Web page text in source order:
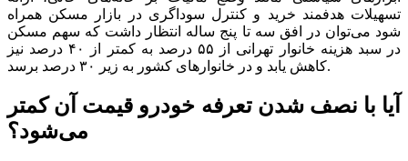
تسهیلات هدفمند خرید و کنترل سوداگری در بازار مسکن همراه
شود می‌توان در افق سه تا پنج ساله انتظار داشت که سهم مسکن
در سبد هزینه خانوار تهرانی از ۵۵ درصد به کمتر از ۴۰ درصد نیز
کاهش یابد و در خانوارهای کشور به زیر ۳۰ درصد برسد.
آیا با نصف شدن تعرفه خودرو قیمت آن کمتر
می‌شود؟